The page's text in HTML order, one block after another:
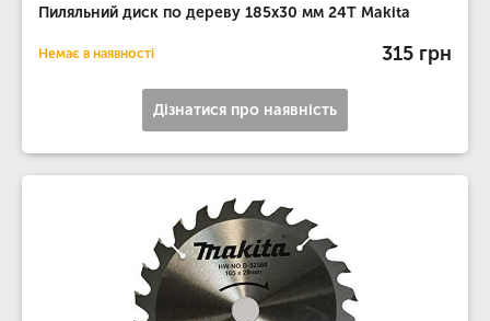
Пиляльний диск по дереву 185х30 мм 24T Makita
Немає в наявності 315 грн
Дізнатися про наявність